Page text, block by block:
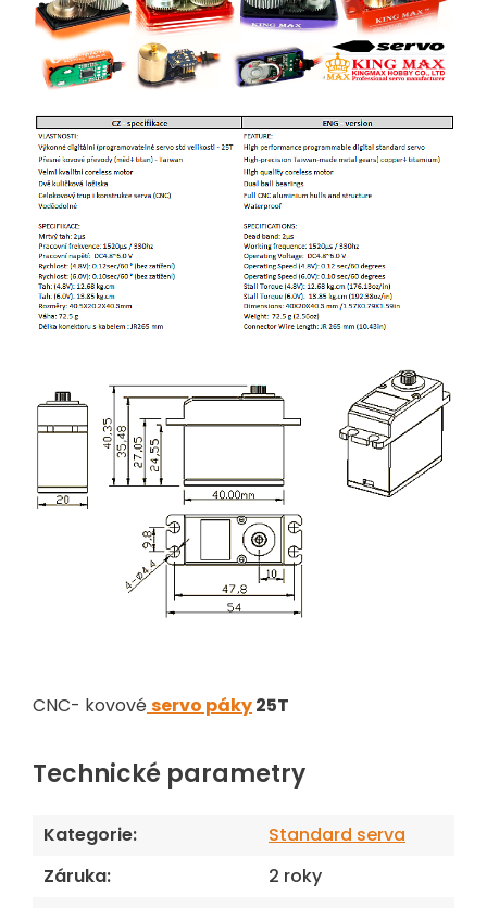
CNC- kovovéservo páky25T
Technické parametry
Kategorie:
Standard serva
Záruka:
2 roky